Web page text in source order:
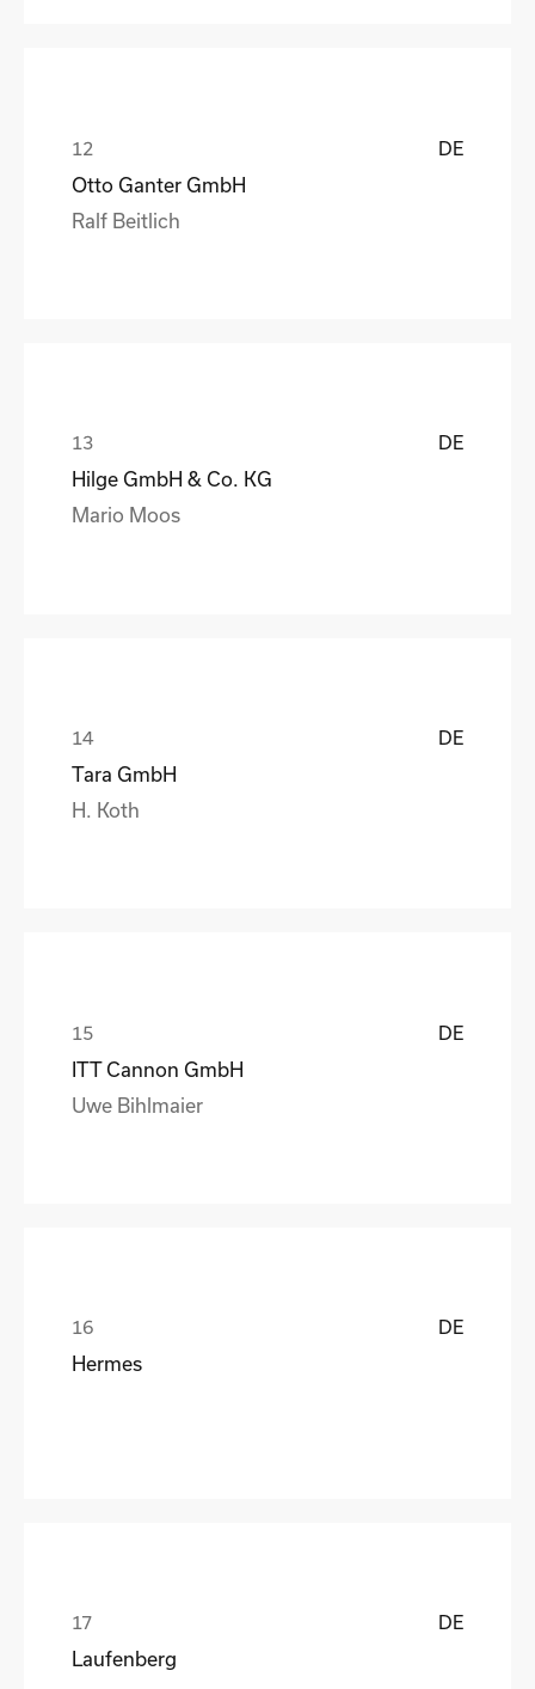
DE
Otto Ganter GmbH
Ralf Beitlich
DE
Hilge GmbH & Co. KG
Mario Moos
DE
Tara GmbH
H. Koth
DE
ITT Cannon GmbH
Uwe Bihlmaier
DE
Hermes
DE
Laufenberg